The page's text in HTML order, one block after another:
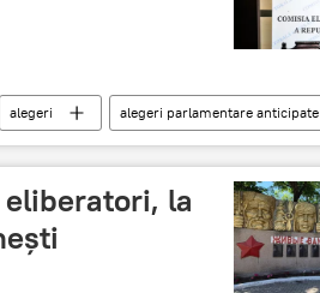
alegeri alegeri parlamentare anticipate
la